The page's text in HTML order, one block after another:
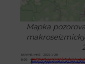
Mapka